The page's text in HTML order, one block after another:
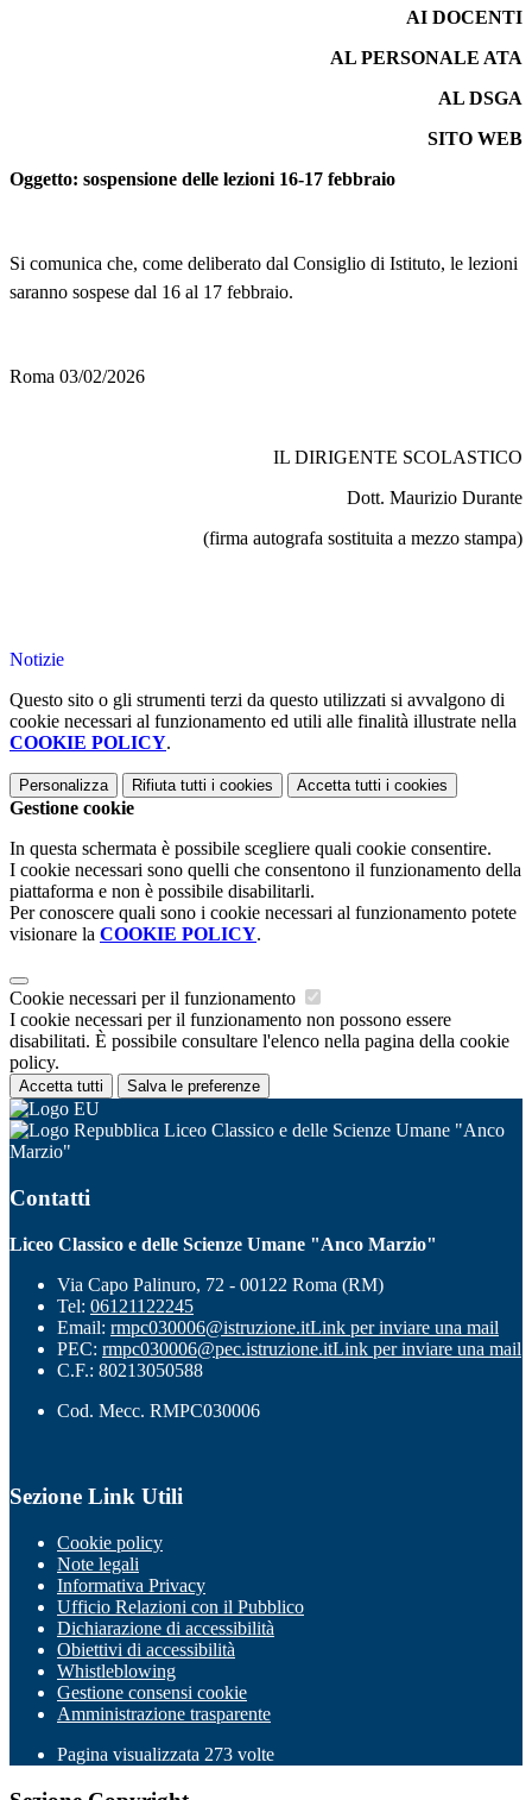
AI DOCENTI
AL PERSONALE ATA
AL DSGA
SITO WEB
Oggetto: sospensione delle lezioni 16-17 febbraio
Si comunica che, come deliberato dal Consiglio di Istituto, le lezioni
saranno sospese dal 16 al 17 febbraio.
Roma 03/02/2026
IL DIRIGENTE SCOLASTICO
Dott. Maurizio Durante
(firma autografa sostituita a mezzo stampa)
Notizie
Questo sito o gli strumenti terzi da questo utilizzati si avvalgono di
cookie necessari al funzionamento ed utili alle finalità illustrate nella
COOKIE POLICY.
Personalizza Rifiuta tutti i cookies Accetta tutti i cookies
Gestione cookie
In questa schermata è possibile scegliere quali cookie consentire.
I cookie necessari sono quelli che consentono il funzionamento della
piattaforma e non è possibile disabilitarli.
Per conoscere quali sono i cookie necessari al funzionamento potete
visionare la COOKIE POLICY.
Cookie necessari per il funzionamento
I cookie necessari per il funzionamento non possono essere
disabilitati. È possibile consultare l'elenco nella pagina della cookie
policy.
Accetta tutti Salva le preferenze
Liceo Classico e delle Scienze Umane "Anco
Marzio"
Contatti
Liceo Classico e delle Scienze Umane "Anco Marzio"
Via Capo Palinuro, 72 - 00122 Roma (RM)
Tel: 06121122245
Email: rmpc030006@istruzione.itLink per inviare una mail
PEC: rmpc030006@pec.istruzione.itLink per inviare una mail
C.F.: 80213050588
Cod. Mecc. RMPC030006
Sezione Link Utili
Cookie policy
Note legali
Informativa Privacy
Ufficio Relazioni con il Pubblico
Dichiarazione di accessibilità
Obiettivi di accessibilità
Whistleblowing
Gestione consensi cookie
Amministrazione trasparente
Pagina visualizzata 273 volte